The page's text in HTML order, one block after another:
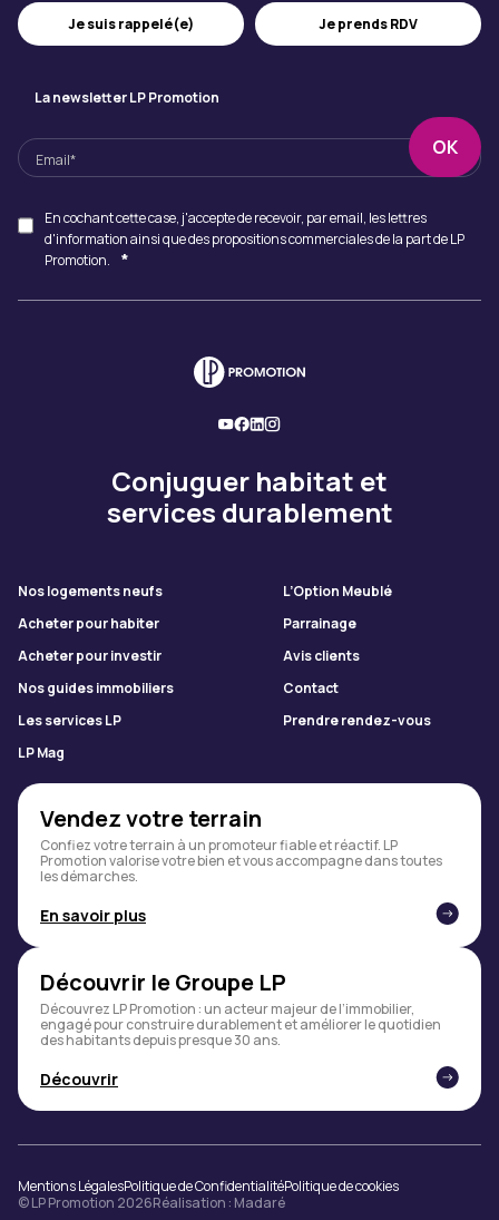
Je suis rappelé(e) Je prends RDV
La newsletter LP Promotion
En cochant cette case, j'accepte de recevoir, par email, les lettres
d'information ainsi que des propositions commerciales de la part de LP
Promotion.
*
Conjuguer habitat et
services durablement
Nos logements neufs
L’Option Meublé
Acheter pour habiter
Parrainage
Acheter pour investir
Avis clients
Nos guides immobiliers
Contact
Les services LP
Prendre rendez-vous
LP Mag
Vendez votre terrain
Confiez votre terrain à un promoteur fiable et réactif. LP
Promotion valorise votre bien et vous accompagne dans toutes
les démarches.
En savoir plus
Découvrir le Groupe LP
Découvrez LP Promotion : un acteur majeur de l’immobilier,
engagé pour construire durablement et améliorer le quotidien
des habitants depuis presque 30 ans.
Découvrir
Mentions LégalesPolitique de ConfidentialitéPolitique de cookies
© LP Promotion 2026Réalisation : Madaré